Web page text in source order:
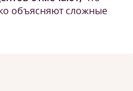
объясняют сложные